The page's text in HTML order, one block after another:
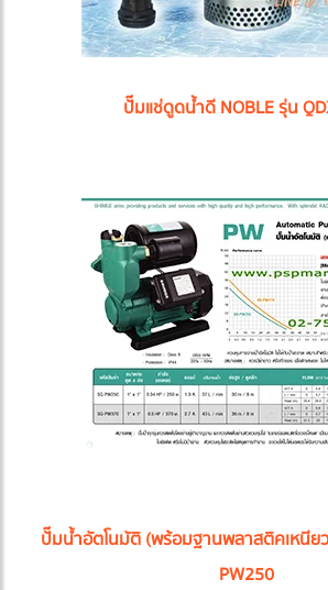
ปั๊มแช่ดูดน้ำดี NOBLE รุ่น
ปั๊มน้ำอัตโนมัติ (พร้อมฐานพลาสติคเหนียว
PW250